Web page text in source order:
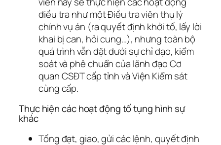
điều tra như một Điều tra viên thụ lý
chính vụ án (ra quyết định khởi tố, lấy lời
khai bị can, hỏi cung…), nhưng toàn bộ
quá trình vẫn đặt dưới sự chỉ đạo, kiểm
soát và phê chuẩn của lãnh đạo Cơ
quan CSĐT cấp tỉnh và Viện Kiểm sát
cùng cấp.
Thực hiện các hoạt động tố tụng hình sự
khác
Tống đạt, giao, gửi các lệnh, quyết định